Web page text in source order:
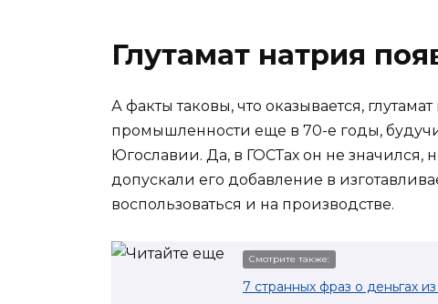
Глутамат натрия
А факты таковы, что оказывается,
промышленности еще в 70-е годы,
Югославии. Да, в ГОСТах он не значился,
допускали его добавление в
воспользоваться и на производстве.
Смотрите также:
7 странных фраз о деньгах